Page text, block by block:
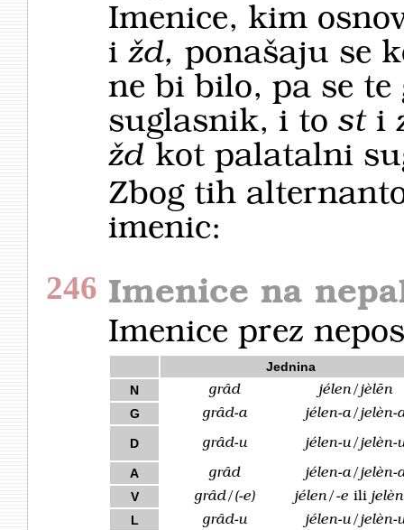
Imenice, kim
i žd, ponašaju se
ne bi bilo, pa se
suglasnik, i to sti
žd kot palatalni
Zbog tih
imenic:
246 Imenice na
Imenice prez
Jednina
N
grȃd jélen/jèlēn
G grȃd-a jélen-a/jelèn-
D grȃd-u jélen-u/jelèn-
A grȃd jélen-a/jelèn-
V grȃd/(-e) jélen/-e ili
L grȃd-u jélen-u/jelèn-